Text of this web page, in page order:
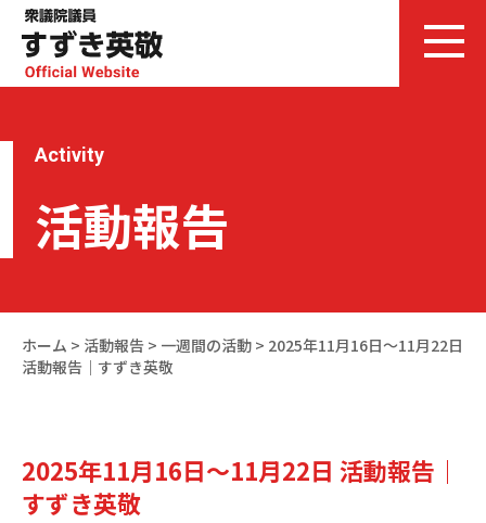
Activity
活動報告
ホーム > 活動報告 > 一週間の活動 > 2025年11月16日～11月22日
活動報告｜すずき英敬
2025年11月16日～11月22日 活動報告｜
すずき英敬